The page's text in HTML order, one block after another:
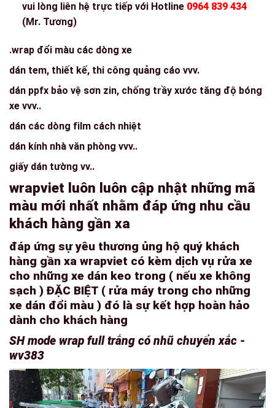
vui lòng liên hệ trực tiếp với Hotline 0964 839 434
(Mr. Tương)
.wrap đổi màu các dòng xe
dán tem, thiết kế, thi công quảng cáo vvv.
dán ppfx bảo vệ sơn zin, chống trầy xước tăng độ bóng
xe vvv..
dán các dòng film cách nhiệt
dán kính nhà văn phòng vvv..
giấy dán tường vv..
wrapviet luôn luôn cập nhật những mã
màu mới nhất nhằm đáp ứng nhu cầu
khách hàng gần xa
đáp ứng sự yêu thương ủng hộ quý khách
hàng gần xa wrapviet có kèm dịch vụ rửa xe
cho những xe dán keo trong ( nếu xe không
sạch ) ĐẶC BIỆT ( rửa máy trong cho những
xe dán đổi màu ) đó là sự kết hợp hoàn hảo
dành cho khách hàng
SH mode wrap full trắng có nhũ chuyển xắc -
wv383